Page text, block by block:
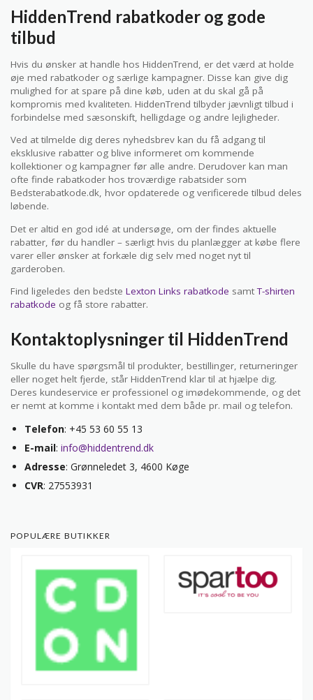
HiddenTrend rabatkoder og gode
tilbud
Hvis du ønsker at handle hos HiddenTrend, er det værd at holde
øje med rabatkoder og særlige kampagner. Disse kan give dig
mulighed for at spare på dine køb, uden at du skal gå på
kompromis med kvaliteten. HiddenTrend tilbyder jævnligt tilbud i
forbindelse med sæsonskift, helligdage og andre lejligheder.
Ved at tilmelde dig deres nyhedsbrev kan du få adgang til
eksklusive rabatter og blive informeret om kommende
kollektioner og kampagner før alle andre. Derudover kan man
ofte finde rabatkoder hos troværdige rabatsider som
Bedsterabatkode.dk, hvor opdaterede og verificerede tilbud deles
løbende.
Det er altid en god idé at undersøge, om der findes aktuelle
rabatter, før du handler – særligt hvis du planlægger at købe flere
varer eller ønsker at forkæle dig selv med noget nyt til
garderoben.
Find ligeledes den bedste Lexton Links rabatkode samtT-shirten
rabatkode og få store rabatter.
Kontaktoplysninger til HiddenTrend
Skulle du have spørgsmål til produkter, bestillinger, returneringer
eller noget helt fjerde, står HiddenTrend klar til at hjælpe dig.
Deres kundeservice er professionel og imødekommende, og det
er nemt at komme i kontakt med dem både pr. mail og telefon.
Telefon: +45 53 60 55 13
E-mail: info@hiddentrend.dk
Adresse: Grønneledet 3, 4600 Køge
CVR: 27553931
POPULÆRE BUTIKKER